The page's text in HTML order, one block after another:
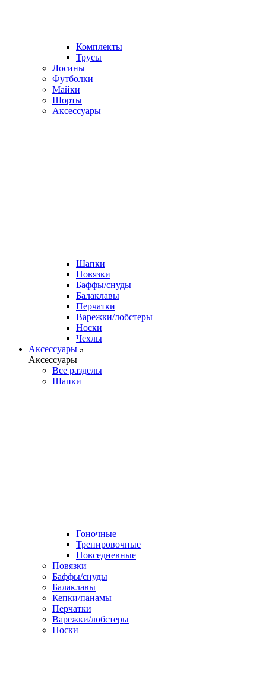
Комплекты
Трусы
Лосины
Футболки
Майки
Шорты
Аксессуары
Шапки
Повязки
Баффы/снуды
Балаклавы
Перчатки
Варежки/лобстеры
Носки
Чехлы
Аксессуары
Аксессуары
Все разделы
Шапки
Гоночные
Тренировочные
Повседневные
Повязки
Баффы/снуды
Балаклавы
Кепки/панамы
Перчатки
Варежки/лобстеры
Носки